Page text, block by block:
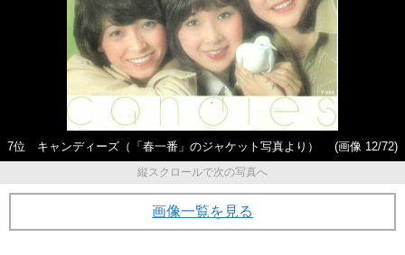
7位 キャンディーズ（「春一番」のジャケット写真より）
(画像 12/72)
縦スクロールで次の写真へ
画像一覧を見る